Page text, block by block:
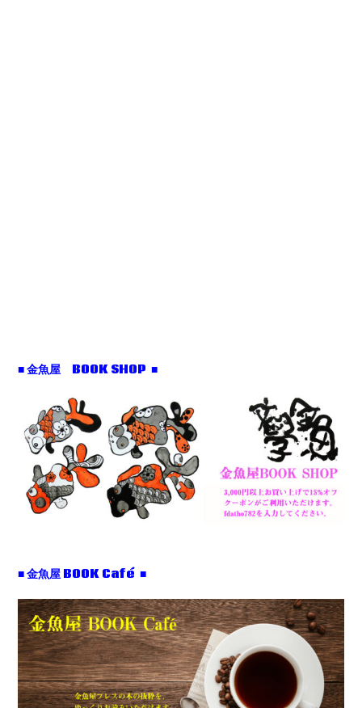
■ 金魚屋 BOOK SHOP ■
■ 金魚屋 BOOK Café ■